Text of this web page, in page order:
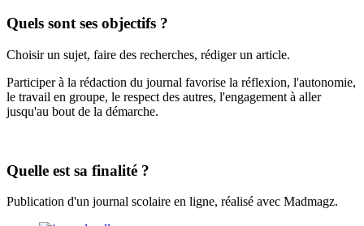
Quels sont ses objectifs ?
Choisir un sujet, faire des recherches, rédiger un article.
Participer à la rédaction du journal favorise la réflexion, l'autonomie,
le travail en groupe, le respect des autres, l'engagement à aller
jusqu'au bout de la démarche.
Quelle est sa finalité ?
Publication d'un journal scolaire en ligne, réalisé avec Madmagz.